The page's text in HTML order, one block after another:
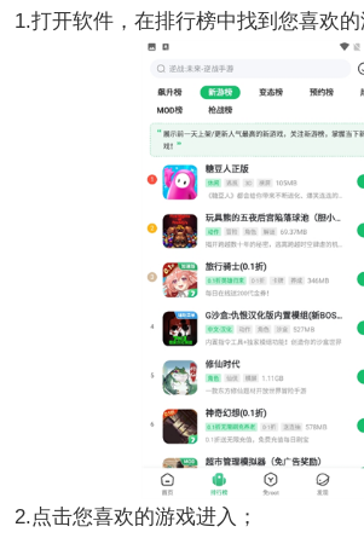
1.打开软件，在排行榜中找到您喜欢的
2.点击您喜欢的游戏进入；